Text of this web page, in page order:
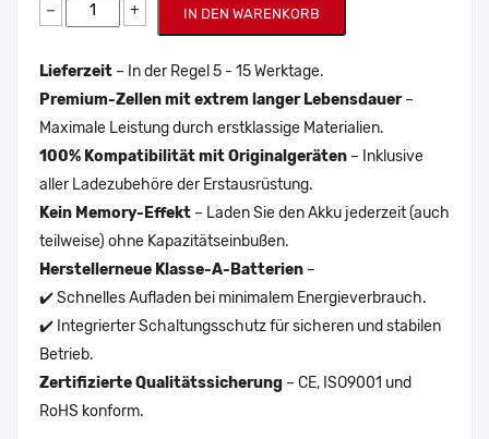
− + IN DEN WARENKORB
Lieferzeit – In der Regel 5 - 15 Werktage.
Premium-Zellen mit extrem langer Lebensdauer–
Maximale Leistung durch erstklassige Materialien.
100% Kompatibilität mit Originalgeräten – Inklusive
aller Ladezubehöre der Erstausrüstung.
Kein Memory-Effekt – Laden Sie den Akku jederzeit (auch
teilweise) ohne Kapazitätseinbußen.
Herstellerneue Klasse-A-Batterien –
✔️ Schnelles Aufladen bei minimalem Energieverbrauch.
✔️ Integrierter Schaltungsschutz für sicheren und stabilen
Betrieb.
Zertifizierte Qualitätssicherung – CE, ISO9001 und
RoHS konform.